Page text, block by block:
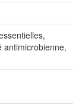
antimicrobienne,